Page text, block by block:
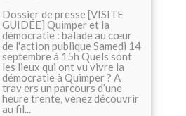
Dossier de presse [VISITE
GUIDÉE] Quimper et la
démocratie : balade au cœur
de l'action publique Samedi 14
septembre à 15h Quels sont
les lieux qui ont vu vivre la
démocratie à Quimper ? A
trav ers un parcours d’une
heure trente, venez découvrir
au fil...